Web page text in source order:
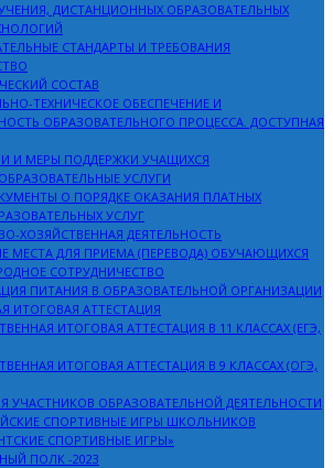
ДИСТАНЦИОННЫХ ОБРАЗОВАТЕЛЬНЫХ
СТАНДАРТЫ И ТРЕБОВАНИЯ
СОСТАВ
ТЕХНИЧЕСКОЕ ОБЕСПЕЧЕНИЕ И
ОБРАЗОВАТЕЛЬНОГО ПРОЦЕССА. ДОСТУПНАЯ
И МЕРЫ ПОДДЕРЖКИ УЧАЩИХСЯ
УСЛУГИ
О ПОРЯДКЕ ОКАЗАНИЯ ПЛАТНЫХ
УСЛУГ
ХОЗЯЙСТВЕННАЯ ДЕЯТЕЛЬНОСТЬ
МЕСТА ДЛЯ ПРИЕМА (ПЕРЕВОДА) ОБУЧАЮЩИХСЯ
СОТРУДНИЧЕСТВО
ПИТАНИЯ В ОБРАЗОВАТЕЛЬНОЙ ОРГАНИЗАЦИИ
ИТОГОВАЯ АТТЕСТАЦИЯ
ИТОГОВАЯ АТТЕСТАЦИЯ В 11 КЛАССАХ (ЕГЭ,
ИТОГОВАЯ АТТЕСТАЦИЯ В 9 КЛАССАХ (ОГЭ,
УЧАСТНИКОВ ОБРАЗОВАТЕЛЬНОЙ ДЕЯТЕЛЬНОСТИ
СПОРТИВНЫЕ ИГРЫ ШКОЛЬНИКОВ
СПОРТИВНЫЕ ИГРЫ»
ПОЛК -2023